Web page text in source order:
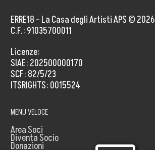
Area Press
Comunicati Stampa
Rassegna Stampa
Contatta Ufficio Stampa
ERRE18 – La Casa degli Artisti APS © 2026
C.F.: 91035700011
Licenze:
SIAE: 202500000170
SCF: 82/5/23
ITSRIGHTS: 0015524
MENU VELOCE
Area Soci
Diventa Socio
Donazioni